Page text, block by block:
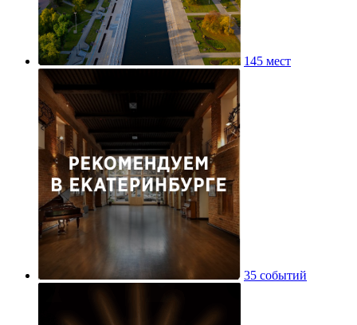
145 мест
35 событий